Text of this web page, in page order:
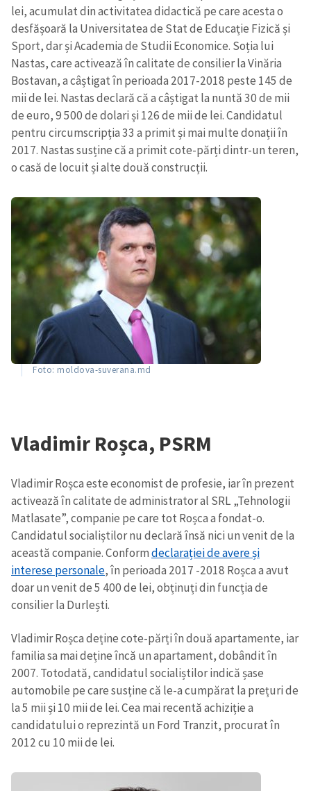
lei, acumulat din activitatea didactică pe care acesta o
desfășoară la Universitatea de Stat de Educație Fizică și
Sport, dar și Academia de Studii Economice. Soția lui
Nastas, care activează în calitate de consilier la Vinăria
Bostavan, a câștigat în perioada 2017-2018 peste 145 de
mii de lei. Nastas declară că a câștigat la nuntă 30 de mii
de euro, 9 500 de dolari și 126 de mii de lei. Candidatul
pentru circumscripția 33 a primit și mai multe donații în
2017. Nastas susține că a primit cote-părți dintr-un teren,
o casă de locuit și alte două construcții.
Foto: moldova-suverana.md
Vladimir Roșca, PSRM
Vladimir Roșca este economist de profesie, iar în prezent
activează în calitate de administrator al SRL „Tehnologii
Matlasate”, companie pe care tot Roșca a fondat-o.
Candidatul socialiștilor nu declară însă nici un venit de la
această companie. Conformdeclarației de avere și
interese personale, în perioada 2017 -2018 Roșca a avut
doar un venit de 5 400 de lei, obținuți din funcția de
consilier la Durlești.
Vladimir Roșca deține cote-părți în două apartamente, iar
familia sa mai deține încă un apartament, dobândit în
2007. Totodată, candidatul socialiștilor indică șase
automobile pe care susține că le-a cumpărat la prețuri de
la 5 mii și 10 mii de lei. Cea mai recentă achiziție a
candidatului o reprezintă un Ford Tranzit, procurat în
2012 cu 10 mii de lei.
Fotografie
+ Încarcă imagine
Link media+ Link media
Mesajul știrei
+ Mesajul știrei